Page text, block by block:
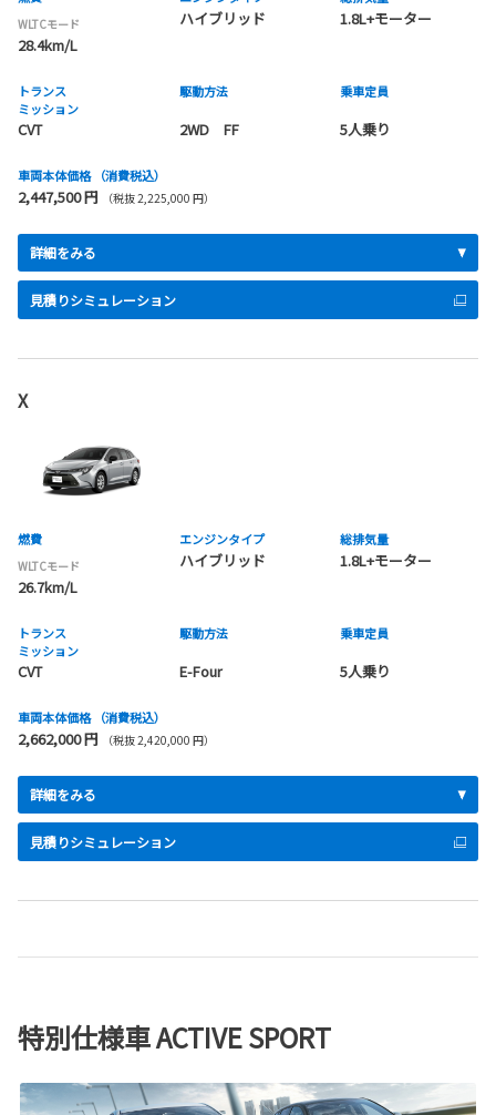
WLTCモード
28.4km/L
ハイブリッド 1.8L+モーター
トランス
ミッション
CVT
駆動方法
2WD FF
乗車定員
5人乗り
車両本体価格 （消費税込）
2,447,500 円 （税抜 2,225,000 円）
詳細をみる
見積りシミュレーション
X
燃費
WLTCモード
26.7km/L
エンジンタイプ
ハイブリッド
総排気量
1.8L+モーター
トランス
ミッション
CVT
駆動方法
E-Four
乗車定員
5人乗り
車両本体価格 （消費税込）
2,662,000 円 （税抜 2,420,000 円）
詳細をみる
見積りシミュレーション
特別仕様車 ACTIVE SPORT